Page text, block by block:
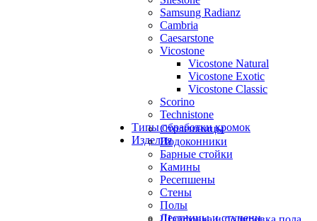
Samsung Radianz
Сambria
Сaesarstone
Vicostone
Vicostone Natural
Vicostone Exotic
Vicostone Classic
Scorino
Technistone
Типы обработки кромок
Изделия
Столешницы
Подоконники
Барные стойки
Камины
Ресепшены
Стены
Полы
Лестницы и ступени